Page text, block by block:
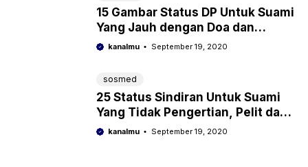
15 Gambar Status DP Untuk Suami
Yang Jauh dengan Doa dan
Kalimat Mesra
kanalmu September 19, 2020
sosmed
25 Status Sindiran Untuk Suami
Yang Tidak Pengertian, Pelit dan
Cuek
kanalmu September 19, 2020